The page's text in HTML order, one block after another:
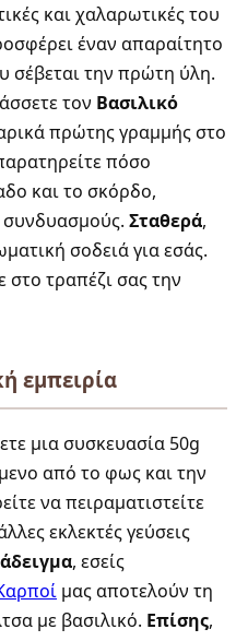
και χαλαρωτικές του
έναν απαραίτητο
σέβεται την πρώτη ύλη.
τον Βασιλικό
πρώτης γραμμής στο
πόσο
και το σκόρδο,
συνδυασμούς. Σταθερά,
σοδειά για εσάς.
στο τραπέζι σας την
εμπειρία
μια συσκευασία 50g
από το φως και την
να πειραματιστείτε
εκλεκτές γεύσεις
, εσείς
μας αποτελούν τη
με βασιλικό. Επίσης,